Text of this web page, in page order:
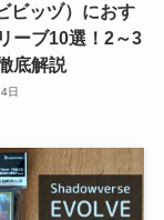
ビッヅ）におす
ーブ10選！2～3
底解説
日